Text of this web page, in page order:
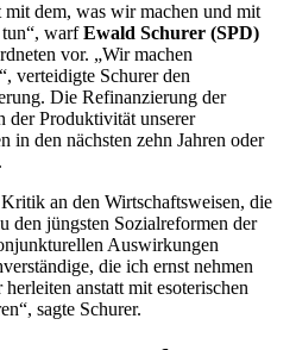
mit dem, was wir machen und mit
warfEwald Schurer (SPD)
vor. „Wir machen
verteidigte Schurer den
Die Refinanzierung der
der Produktivität unserer
in den nächsten zehn Jahren oder
an den Wirtschaftsweisen, die
den jüngsten Sozialreformen der
Auswirkungen
die ich ernst nehmen
anstatt mit esoterischen
sagte Schurer.